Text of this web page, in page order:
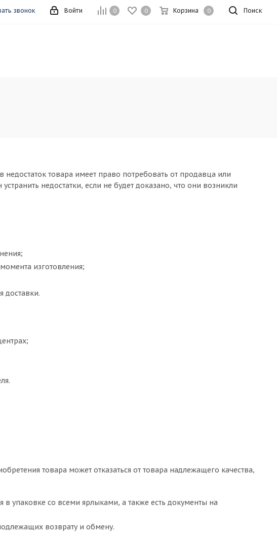
Поиск
0 0 Корзина 0
Войти
звонок
товара имеет право потребовать от продавца или
недостатки, если не будет доказано, что они возникли
изготовления;
доставки.
товара может отказаться от товара надлежащего качества,
в упаковке со всеми ярлыками, а также есть документы на
возврату и обмену.